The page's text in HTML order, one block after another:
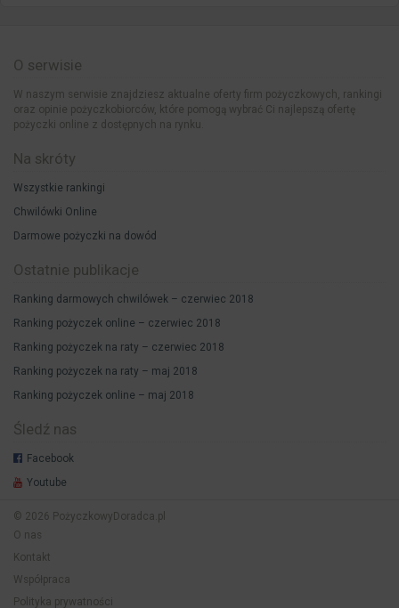
O serwisie
W naszym serwisie znajdziesz aktualne oferty firm pożyczkowych, rankingi
oraz opinie pożyczkobiorców, które pomogą wybrać Ci najlepszą ofertę
pożyczki online z dostępnych na rynku.
Na skróty
Wszystkie rankingi
Chwilówki Online
Darmowe pożyczki na dowód
Ostatnie publikacje
Ranking darmowych chwilówek – czerwiec 2018
Ranking pożyczek online – czerwiec 2018
Ranking pożyczek na raty – czerwiec 2018
Ranking pożyczek na raty – maj 2018
Ranking pożyczek online – maj 2018
Śledź nas
Facebook
Youtube
© 2026 PożyczkowyDoradca.pl
O nas
Kontakt
Współpraca
Polityka prywatności